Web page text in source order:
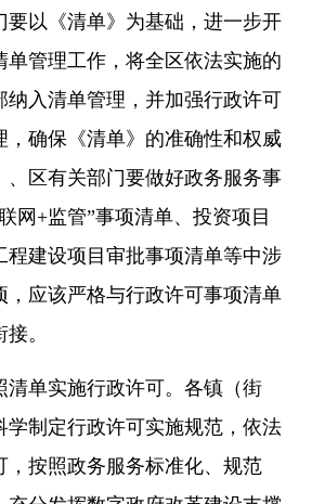
要以《清单》为基础，进一步开
单管理工作，将全区依法实施的
纳入清单管理，并加强行政许可
，确保《清单》的准确性和权威
、区有关部门要做好政务服务事
网+监管”事项清单、投资项目
程建设项目审批事项清单等中涉
，应该严格与行政许可事项清单
。
单实施行政许可。各镇（街
学制定行政许可实施规范，依法
，按照政务服务标准化、规范